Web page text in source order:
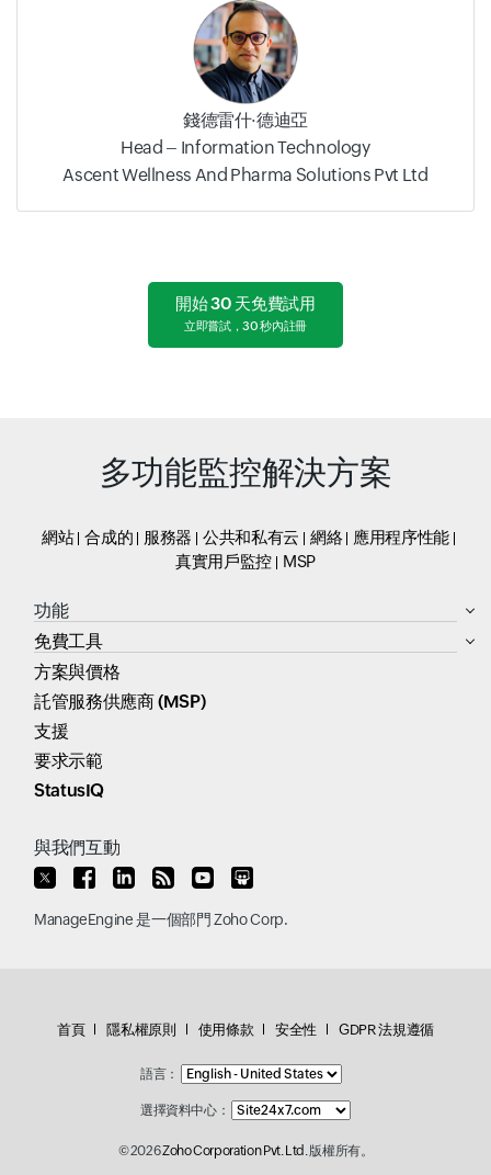
錢德雷什·德迪亞
Head – Information Technology
Ascent Wellness And Pharma Solutions Pvt Ltd
開始 30 天免費試用
立即嘗試，30 秒內註冊
多功能監控解決方案
網站 合成的 服務器 公共和私有云 網絡
應用程序性能
真實用戶監控
MSP
功能
免費工具
方案與價格
託管服務供應商 (MSP)
支援
要求示範
StatusIQ
與我們互動
ManageEngine是一個部門Zoho Corp.
首頁 隱私權原則 使用條款 安全性 GDPR 法規遵循
語言：
選擇資料中心：
© 2026Zoho Corporation Pvt. Ltd.版權所有。